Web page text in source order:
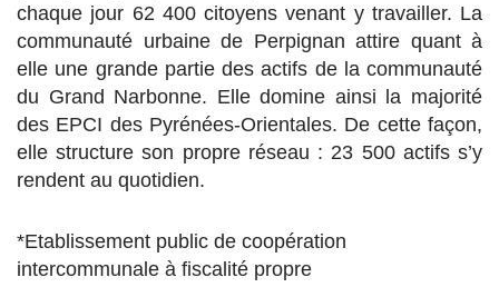
chaque jour 62 400 citoyens venant y travailler. La
communauté urbaine de Perpignan attire quant à
elle une grande partie des actifs de la communauté
du Grand Narbonne. Elle domine ainsi la majorité
des EPCI des Pyrénées-Orientales. De cette façon,
elle structure son propre réseau : 23 500 actifs s’y
rendent au quotidien.
*Etablissement public de coopération
intercommunale à fiscalité propre